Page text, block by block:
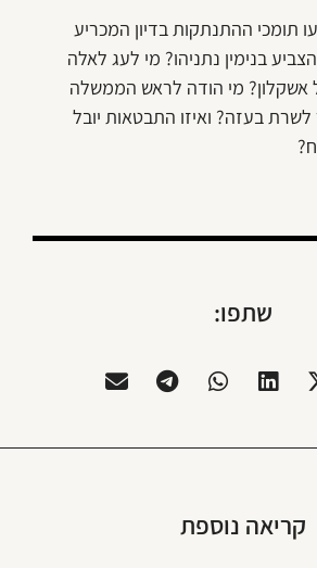
תומכי ההתנתקות בדיון המכריע
בנימין נתניהו? מי לעג לאלה
אשקלון? מי הודה לראש הממשלה
בעזה? ואיזו התבטאות יובל
שתפו:
קריאה נוספת